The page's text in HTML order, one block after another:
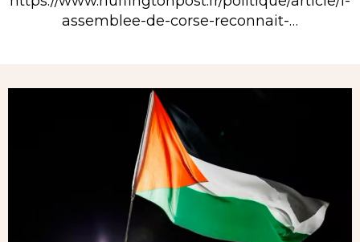
assemblee-de-corse-reconnait-…